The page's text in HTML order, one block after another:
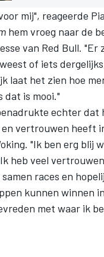
mij", reageerde
hem vroeg naar de
van Red Bull. "Er
of iets
laat het zien hoe
dat is mooi."
echter dat
vertrouwen heeft
"Ik ben erg blij
heb veel
races en
kunnen winnen
met waar ik